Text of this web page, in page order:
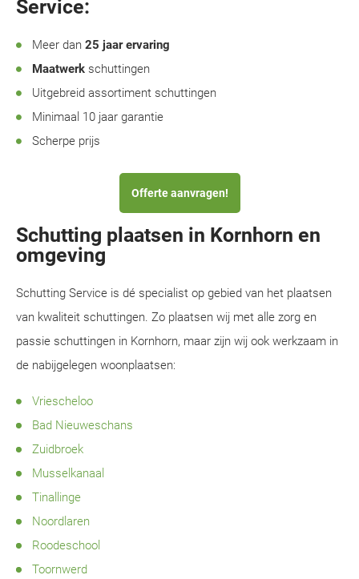
Service:
Meer dan 25 jaar ervaring
Maatwerk schuttingen
Uitgebreid assortiment schuttingen
Minimaal 10 jaar garantie
Scherpe prijs
Offerte aanvragen!
Schutting plaatsen in Kornhorn en
omgeving
Schutting Service is dé specialist op gebied van het plaatsen
van kwaliteit schuttingen. Zo plaatsen wij met alle zorg en
passie schuttingen in Kornhorn, maar zijn wij ook werkzaam in
de nabijgelegen woonplaatsen:
Vriescheloo
Bad Nieuweschans
Zuidbroek
Musselkanaal
Tinallinge
Noordlaren
Roodeschool
Toornwerd